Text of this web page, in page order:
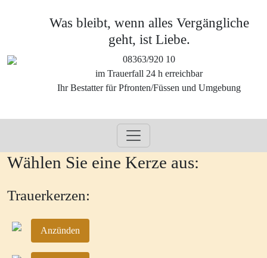
Was bleibt, wenn alles Vergängliche
geht, ist Liebe.
08363/920 10
im Trauerfall 24 h erreichbar
Ihr Bestatter für Pfronten/Füssen und Umgebung
Wählen Sie eine Kerze aus:
Trauerkerzen:
Anzünden